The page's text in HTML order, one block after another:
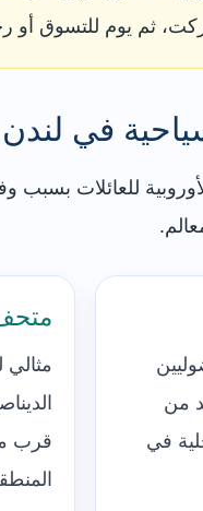
ثم يوم للتسوق أو
في لندن
للعائلات بسبب
من
في
مثالي
قرب